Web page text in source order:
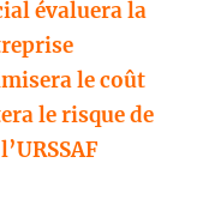
évaluera la
le coût
le risque de